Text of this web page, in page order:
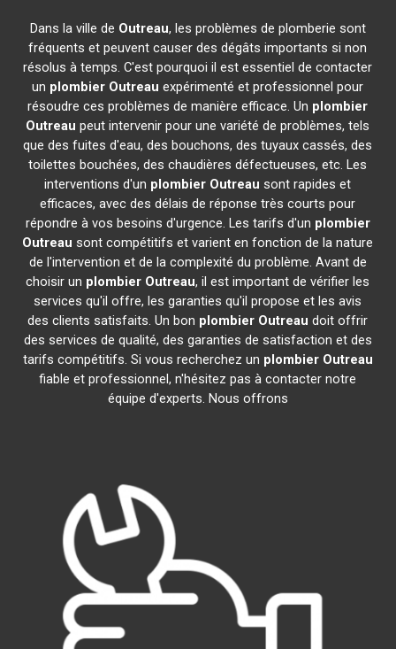
Dans la ville de Outreau, les problèmes de plomberie sont
fréquents et peuvent causer des dégâts importants si non
résolus à temps. C'est pourquoi il est essentiel de contacter
un plombier Outreau expérimenté et professionnel pour
résoudre ces problèmes de manière efficace. Un plombier
Outreau peut intervenir pour une variété de problèmes, tels
que des fuites d'eau, des bouchons, des tuyaux cassés, des
toilettes bouchées, des chaudières défectueuses, etc. Les
interventions d'un plombier Outreau sont rapides et
efficaces, avec des délais de réponse très courts pour
répondre à vos besoins d'urgence. Les tarifs d'un plombier
Outreau sont compétitifs et varient en fonction de la nature
de l'intervention et de la complexité du problème. Avant de
choisir un plombier Outreau, il est important de vérifier les
services qu'il offre, les garanties qu'il propose et les avis
des clients satisfaits. Un bon plombier Outreau doit offrir
des services de qualité, des garanties de satisfaction et des
tarifs compétitifs. Si vous recherchez un plombier Outreau
fiable et professionnel, n'hésitez pas à contacter notre
équipe d'experts. Nous offrons